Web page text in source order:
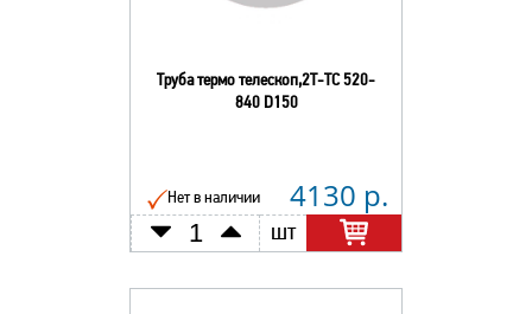
Труба термо телескоп,2Т-ТС 520-
840 D150
Нет в наличии 4130 р.
шт